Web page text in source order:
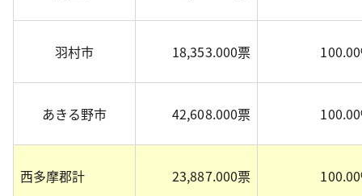
羽村市 18,353.000票
あきる野市 42,608.000票
西多摩郡計 23,887.000票